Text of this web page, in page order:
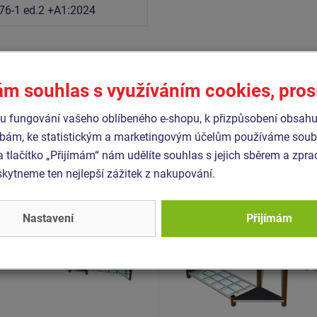
1 ed.2 +A1:2024
Podobnézboží
8004K-10
dovednosti - celokovová
Produkt - SDO-8007K-10
Stezka dovednosti -
souhlas s využíváním cookies,
fungování vašeho oblíbeného e-shopu, k přizpůsobení
ke statistickým a marketingovým účelům používáme
tlačítko „Přijímám“ nám udělíte souhlas s jejich sběrem a
ten nejlepší zážitek z nakupování.
Nastavení Přijímám